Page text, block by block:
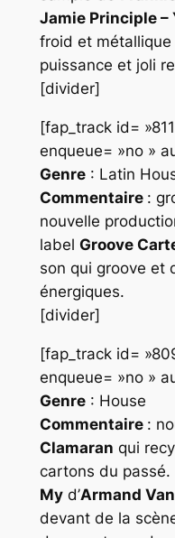
Jamie Principle –
froid et métallique
puissance et joli
[divider]
[fap_track id=
enqueue= »no »
Genre: Latin
Commentaire :
nouvelle
label Groove
son qui groove et
énergiques.
[divider]
[fap_track id=
enqueue= »no »
Genre: House
Commentaire :
Clamaran qui
cartons du
Myd’Armand
devant de la